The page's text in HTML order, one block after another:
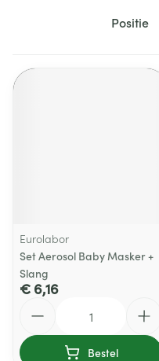
Sorteer op:
Eurolabor
Set Aerosol Baby Masker +
Slang
€ 6,16
Bestel